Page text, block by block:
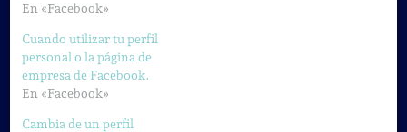
En «Facebook»
Cuando utilizar tu perfil
personal o la página de
empresa de Facebook.
En «Facebook»
Cambia de un perfil